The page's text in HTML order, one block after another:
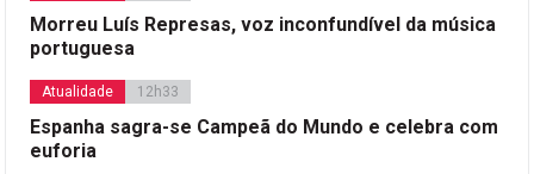
Morreu Luís Represas, voz inconfundível da música
portuguesa
Atualidade 12h33
Espanha sagra-se Campeã do Mundo e celebra com
euforia